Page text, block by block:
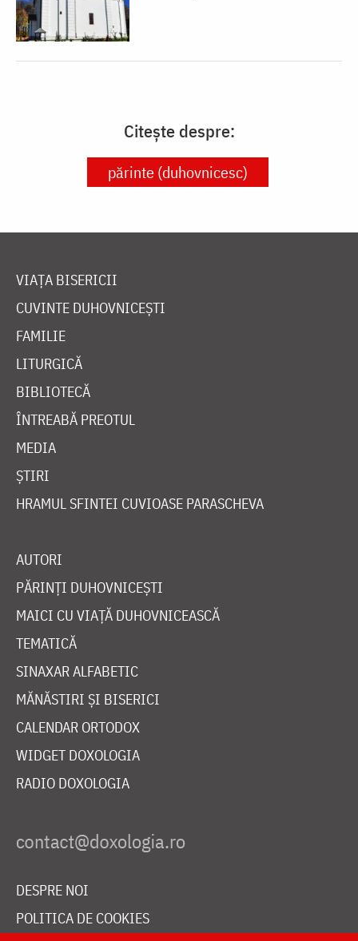
Citește despre:
părinte (duhovnicesc)
VIAȚA BISERICII
CUVINTE DUHOVNICEȘTI
FAMILIE
LITURGICĂ
BIBLIOTECĂ
ÎNTREABĂ PREOTUL
MEDIA
ȘTIRI
HRAMUL SFINTEI CUVIOASE PARASCHEVA
AUTORI
PĂRINȚI DUHOVNICEȘTI
MAICI CU VIAȚĂ DUHOVNICEASCĂ
TEMATICĂ
SINAXAR ALFABETIC
MĂNĂSTIRI ȘI BISERICI
CALENDAR ORTODOX
WIDGET DOXOLOGIA
RADIO DOXOLOGIA
DESPRE NOI
POLITICA DE COOKIES